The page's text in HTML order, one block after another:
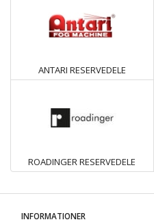
ANTARI RESERVEDELE
ROADINGER RESERVEDELE
INFORMATIONER